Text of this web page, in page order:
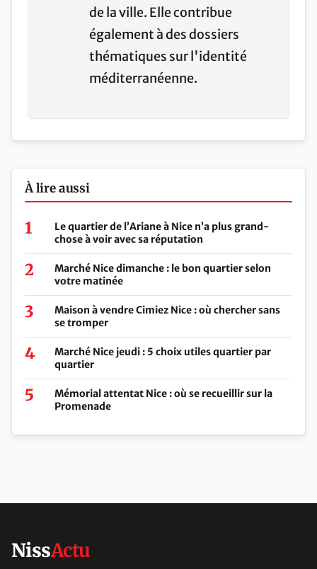
de la ville. Elle contribue
également à des dossiers
thématiques sur l'identité
méditerranéenne.
À lire aussi
Le quartier de l’Ariane à Nice n’a plus grand-
chose à voir avec sa réputation
Marché Nice dimanche : le bon quartier selon
votre matinée
Maison à vendre Cimiez Nice : où chercher sans
se tromper
Marché Nice jeudi : 5 choix utiles quartier par
quartier
Mémorial attentat Nice : où se recueillir sur la
Promenade
NissActu